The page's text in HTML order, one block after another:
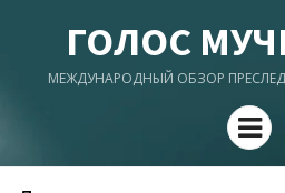
ГОЛОС
МЕЖДУНАРОДНЫЙ ОБЗОР
Menu